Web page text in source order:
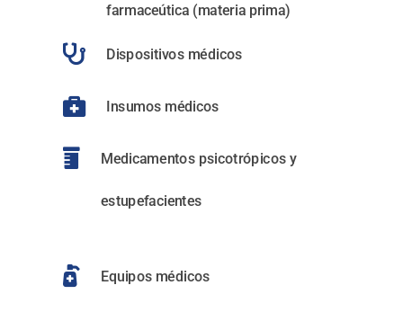
farmaceútica (materia prima)
 Dispositivos médicos
 Insumos médicos
 Medicamentos psicotrópicos y
estupefacientes
 Equipos médicos